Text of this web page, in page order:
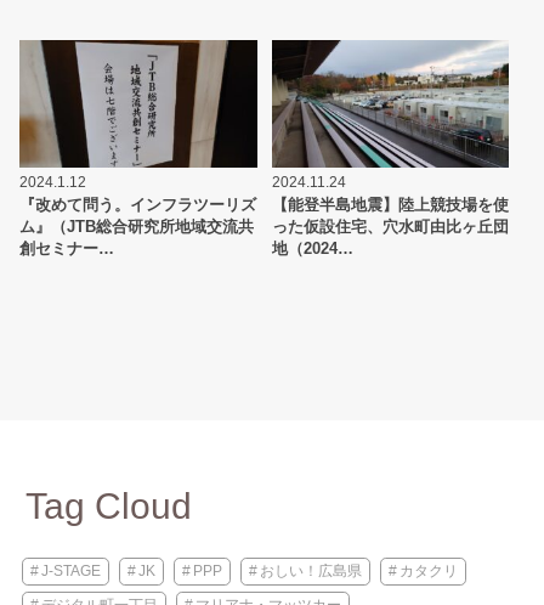
2024.1.12
『改めて問う。インフラツーリズ
ム』（JTB総合研究所地域交流共
創セミナー…
2024.11.24
【能登半島地震】陸上競技場を使
った仮設住宅、穴水町由比ヶ丘団
地（2024…
Tag Cloud
J-STAGE JK PPP おしい！広島県 カタクリ